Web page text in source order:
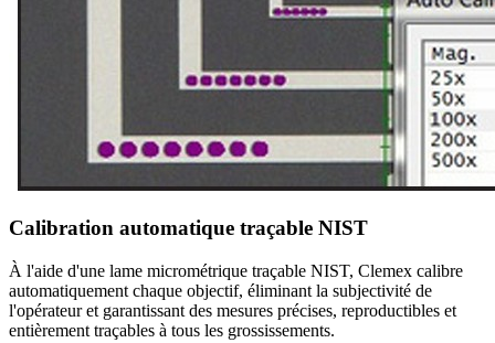
Calibration automatique traçable NIST
À l'aide d'une lame micrométrique traçable NIST, Clemex calibre
automatiquement chaque objectif, éliminant la subjectivité de
l'opérateur et garantissant des mesures précises, reproductibles et
entièrement traçables à tous les grossissements.